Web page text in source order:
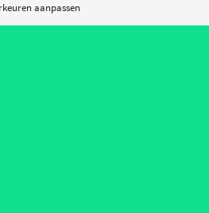
in deze browser voor de volgende keer
aanpassen